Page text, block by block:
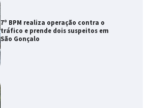
7º BPM realiza operação contra o
tráfico e prende dois suspeitos em
São Gonçalo